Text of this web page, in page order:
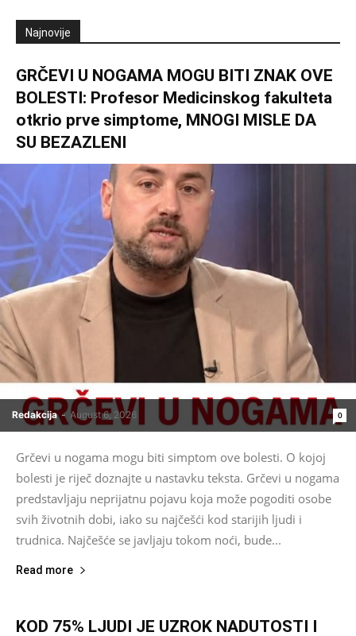
Najnovije
GRČEVI U NOGAMA MOGU BITI ZNAK OVE
BOLESTI: Profesor Medicinskog fakulteta
otkrio prve simptome, MNOGI MISLE DA
SU BEZAZLENI
Redakcija - August 6, 2026 0
Grčevi u nogama mogu biti simptom ove bolesti. O kojoj
bolesti je riječ doznajte u nastavku teksta. Grčevi u nogama
predstavljaju neprijatnu pojavu koja može pogoditi osobe
svih životnih dobi, iako su najčešći kod starijih ljudi i
trudnica. Najčešće se javljaju tokom noći, bude...
Read more
KOD 75% LJUDI JE UZROK NADUTOSTI I